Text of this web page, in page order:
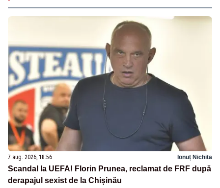
7 aug. 2026, 18:56 Ionuț Nichita
Scandal la UEFA! Florin Prunea, reclamat de FRF după
derapajul sexist de la Chișinău